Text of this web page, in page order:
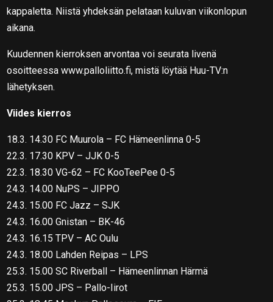
kappaletta. Niistä yhdeksän pelataan kuluvan viikonlopun
aikana.
Kuudennen kierroksen arvontaa voi seurata livenä
osoitteessa www.palloliitto.fi, mistä löytää Huu-TV:n
lähetyksen.
Viides kierros
18.3. 14.30 FC Muurola – FC Hämeenlinna 0-5
22.3. 17.30 KPV – JJK 0-5
22.3. 18.30 VG-62 – FC KooTeePee 0-5
24.3. 14.00 NuPS – JIPPO
24.3. 15.00 FC Jazz – SJK
24.3. 16.00 Gnistan – BK-46
24.3. 16.15 TPV – AC Oulu
24.3. 18.00 Lahden Reipas – LPS
25.3. 15.00 SC Riverball – Hämeenlinnan Härmä
25.3. 15.00 JPS – Pallo-Iirot